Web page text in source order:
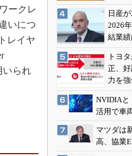
ークレ
いにつ
レイヤ
いられ
日産
2026
結業
トヨ
正、
力を
NVIDIAと
活用で車
マツダは
高、協業